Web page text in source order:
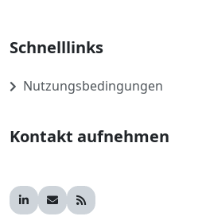
Schnelllinks
Nutzungsbedingungen
Kontakt aufnehmen